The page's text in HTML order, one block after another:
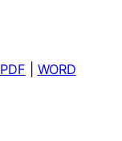
PDF WORD